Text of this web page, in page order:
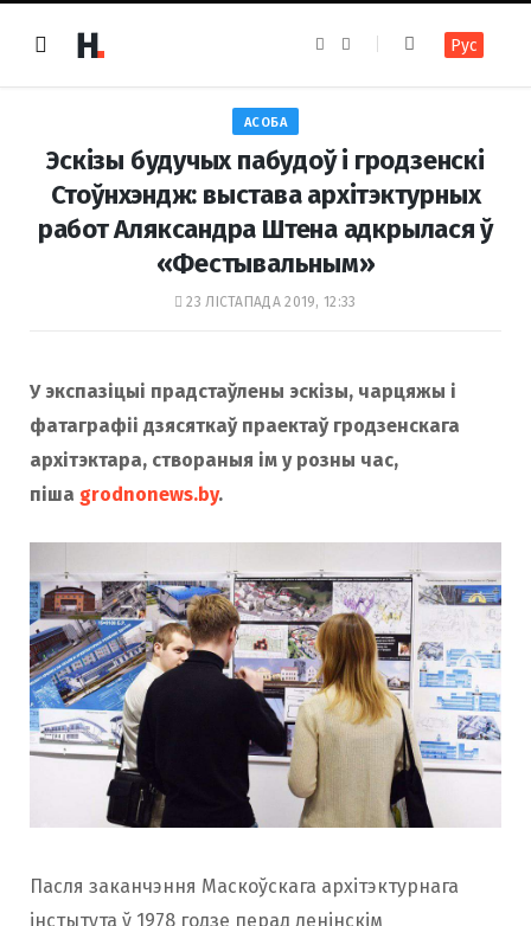
e
k
t
a
m
Рус
АСОБА
Эскізы будучых пабудоў і гродзенскі
Стоўнхэндж: выстава архітэктурных
работ Аляксандра Штена адкрылася ў
«Фестывальным»
23 ЛІСТАПАДА 2019, 12:33
У экспазіцыі прадстаўлены эскізы, чарцяжы і
фатаграфіі дзясяткаў праектаў гродзенскага
архітэктара, створаныя ім у розны час,
піша grodnonews.by.
Пасля заканчэння Маскоўскага архітэктурнага
інстытута ў 1978 годзе перад ленінскім